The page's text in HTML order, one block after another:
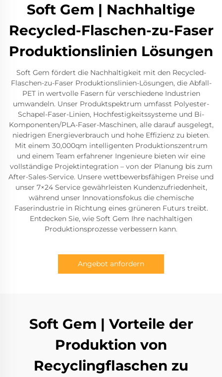
Soft Gem | Nachhaltige
Recycled-Flaschen-zu-Faser
Produktionslinien Lösungen
Soft Gem fördert die Nachhaltigkeit mit den Recycled-
Flaschen-zu-Faser Produktionslinien-Lösungen, die Abfall-
PET in wertvolle Fasern für verschiedene Industrien
umwandeln. Unser Produktspektrum umfasst Polyester-
Schapel-Faser-Linien, Hochfestigkeitssysteme und Bi-
Komponenten/PLA-Faser-Maschinen, alle darauf ausgelegt,
niedrigen Energieverbrauch und hohe Effizienz zu bieten.
Mit einem 30,000qm intelligenten Produktionszentrum
und einem Team erfahrener Ingenieure bieten wir eine
vollständige Projektintegration – von der Planung bis zum
After-Sales-Service. Unsere wettbewerbsfähigen Preise und
unser 7×24 Service gewährleisten Kundenzufriedenheit,
während unser Innovationsfokus die chemische
Faserindustrie in Richtung eines grüneren Futurs treibt.
Entdecken Sie, wie Soft Gem Ihre nachhaltigen
Produktionsprozesse verbessern kann.
Angebot anfordern
Soft Gem | Vorteile der
Produktion von
Recyclingflaschen zu